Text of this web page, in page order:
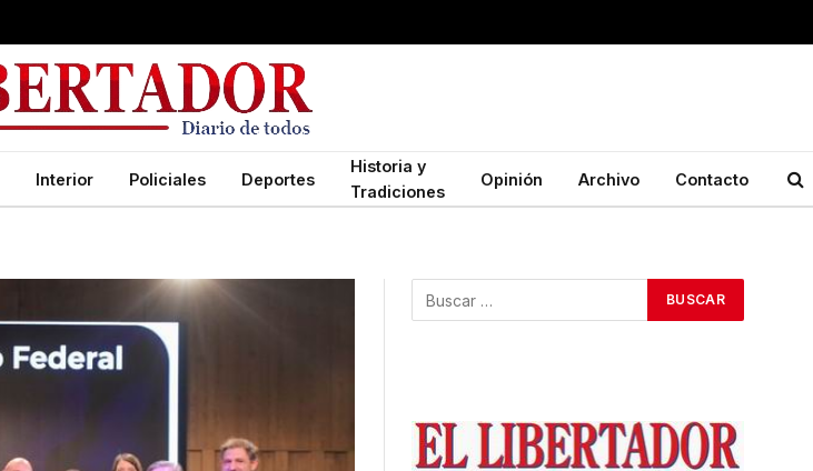
Interior Policiales Deportes
Historia y
Tradiciones
Opinión Archivo Contacto